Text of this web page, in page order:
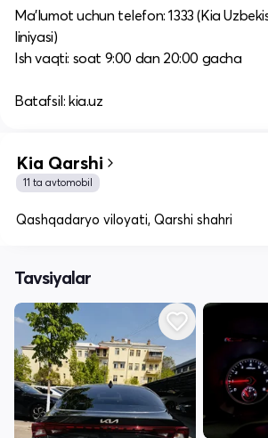
Ma’lumot uchun telefon: 1333 (Kia
liniyasi)​
Ish vaqti: soat 9:00 dan 20:00 gacha​
Batafsil: kia.uz
Kia Qarshi
11 ta avtomobil
Qashqadaryo viloyati, Qarshi shahri
Tavsiyalar